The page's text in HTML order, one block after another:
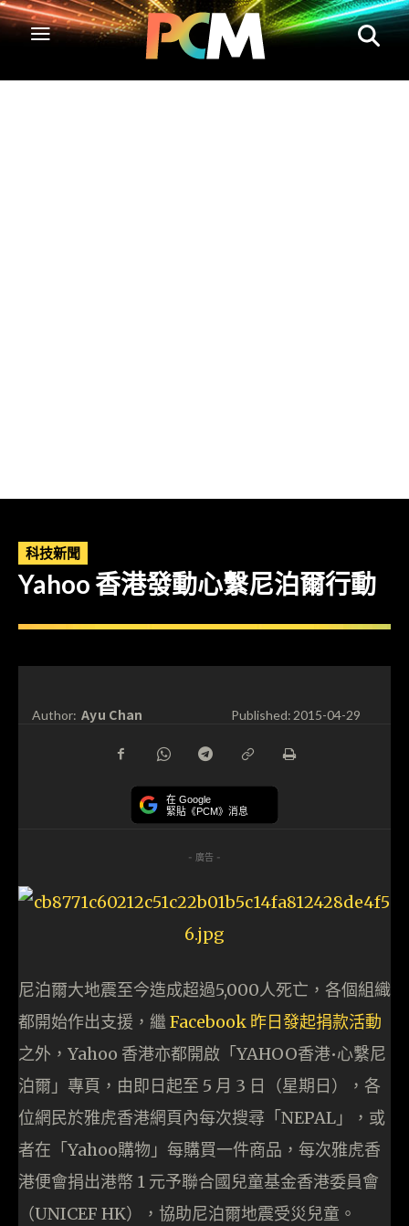
科技新聞
Yahoo 香港發動心繫尼泊爾行動
Author: Ayu Chan Published:2015-04-29
在 Google
緊貼《PCM》消息
- 廣告 -
尼泊爾大地震至今造成超過5,000人死亡，各個組織
都開始作出支援，繼 Facebook 昨日發起捐款活動
之外，Yahoo 香港亦都開啟「YAHOO香港•心繫尼
泊爾」專頁，由即日起至 5 月 3 日（星期日），各
位網民於雅虎香港網頁內每次搜尋「NEPAL」，或
者在「Yahoo購物」每購買一件商品，每次雅虎香
港便會捐出港幣 1 元予聯合國兒童基金香港委員會
（UNICEF HK），協助尼泊爾地震受災兒童。